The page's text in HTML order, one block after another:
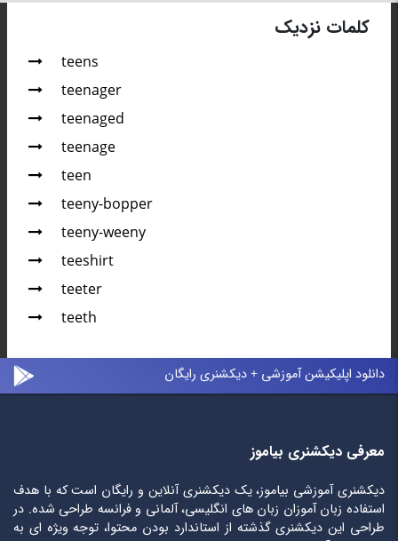
کلمات نزدیک
teens
teenager
teenaged
teenage
teen
teeny-bopper
teeny-weeny
teeshirt
teeter
teeth
دانلود اپلیکیشن آموزشی + دیکشنری رایگان
معرفی دیکشنری بیاموز
دیکشنری آموزشی بیاموز، یک دیکشنری آنلاین و رایگان است که با هدف
استفاده زبان آموزان زبان های انگلیسی، آلمانی و فرانسه طراحی شده. در
طراحی این دیکشنری گذشته از استاندارد بودن محتوا، توجه ویژه ای به